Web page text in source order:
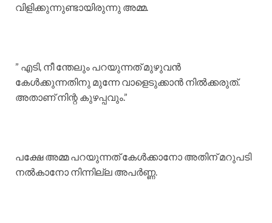
വിളിക്കുന്നുണ്ടായിരുന്നു അമ്മ.
” എടി, നീ ന്തേലും പറയുന്നത് മുഴുവൻ
കേൾക്കുന്നതിനു മുന്നേ വാളെടുക്കാൻ നിൽക്കരുത്.
അതാണ്‌ നിന്റ കുഴപ്പവും.”
പക്ഷേ അമ്മ പറയുന്നത് കേൾക്കാനോ അതിന് മറുപടി
നൽകാനോ നിന്നില്ല അപർണ്ണ.